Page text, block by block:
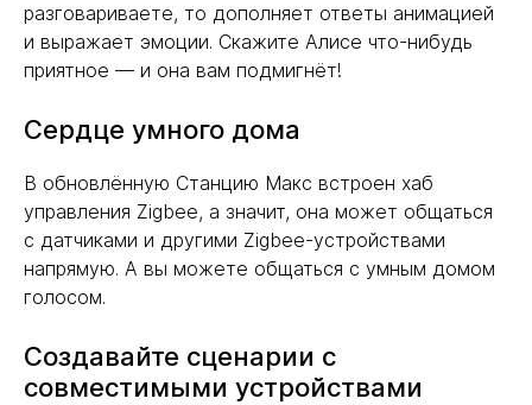
разговариваете, то дополняет ответы анимацией
и выражает эмоции. Скажите Алисе что-нибудь
приятное — и она вам подмигнёт!
Сердце умного дома
В обновлённую Станцию Макс встроен хаб
управления Zigbee, а значит, она может общаться
с датчиками и другими Zigbee-устройствами
напрямую. А вы можете общаться с умным домом
голосом.
Создавайте сценарии с
совместимыми устройствами